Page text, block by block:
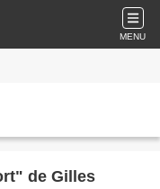
MENU
de Gilles